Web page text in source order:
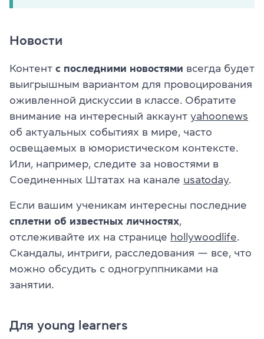
Новости
Контент с последними новостями всегда будет
выигрышным вариантом для провоцирования
оживленной дискуссии в классе. Обратите
внимание на интересный аккаунт yahoonews
об актуальных событиях в мире, часто
освещаемых в юмористическом контексте.
Или, например, следите за новостями в
Соединенных Штатах на канале usatoday.
Если вашим ученикам интересны последние
сплетни об известных личностях,
отслеживайте их на странице hollywoodlife.
Скандалы, интриги, расследования — все, что
можно обсудить с одногруппниками на
занятии.
Для young learners